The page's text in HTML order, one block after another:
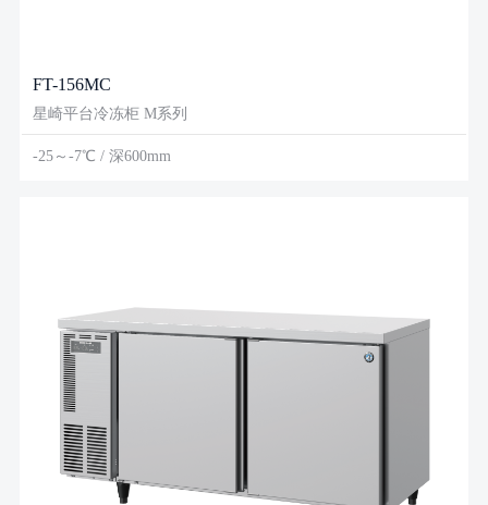
FT-156MC
星崎平台冷冻柜 M系列
-25～-7℃ / 深600mm